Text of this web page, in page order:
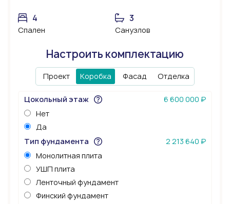
4
Спален
3
Санузлов
Настроить комплектацию
Проект Коробка Фасад Отделка
Цокольный этаж
6 600 000 ₽
Нет
Да
Тип фундамента
2 213 640 ₽
Монолитная плита
УШП плита
Ленточный фундамент
Финский фундамент